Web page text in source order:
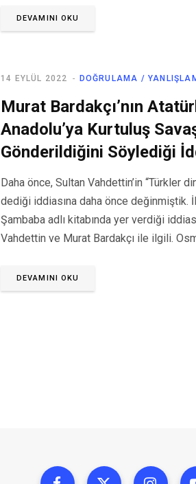
DEVAMINI OKU
DOĞRULAMA /
14 EYLÜL 2022
Murat Bardakçı’nın
Anadolu’ya Kurtuluş
Gönderildiğini Söylediği
Daha önce, Sultan Vahdettin’in “Türkler
dediği iddiasına daha önce değinmiştik.
Şambaba adlı kitabında yer verdiği
Vahdettin ve Murat Bardakçı ile ilgili.
DEVAMINI OKU